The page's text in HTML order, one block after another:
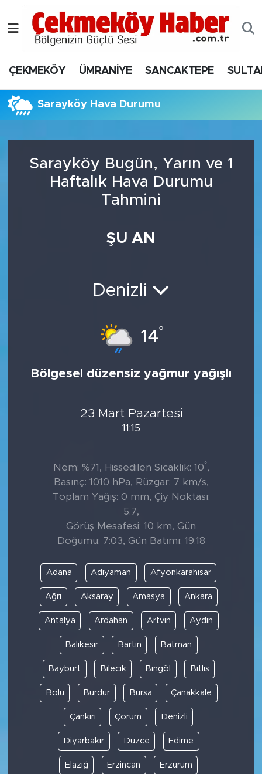
ÇEKMEKÖY ÜMRANİYE SANCAKTEPE
Sarayköy Hava Durumu
Sarayköy Bugün, Yarın ve 1
Haftalık Hava Durumu
Tahmini
ŞU AN
Denizli
14°
Bölgesel düzensiz yağmur yağışlı
23 Mart Pazartesi
11:15
Nem: %71, Hissedilen Sıcaklık: 10°,
Basınç: 1010 hPa, Rüzgar: 7 km/s,
Toplam Yağış: 0 mm, Çiy Noktası:
5.7,
Görüş Mesafesi: 10 km, Gün
Doğumu: 7:03, Gün Batımı: 19:18
Adana Adıyaman Afyonkarahisar
Ağrı Aksaray Amasya Ankara
Antalya Ardahan Artvin Aydın
Balıkesir Bartın Batman
Bayburt Bilecik Bingöl Bitlis
Bolu Burdur Bursa Çanakkale
Çankırı Çorum Denizli
Diyarbakır Düzce Edirne
Elazığ Erzincan Erzurum
Nöbetçi Eczaneler
Hava Durumu
Namaz Vakitleri
Süper Lig Puan Durumu ve Fikstür
Tüm Manşetler